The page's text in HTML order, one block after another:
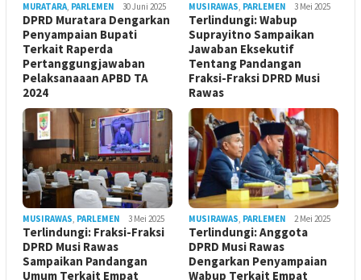
MURATARA, PARLEMEN 30 Juni 2025
DPRD Muratara Dengarkan
Penyampaian Bupati
Terkait Raperda
Pertanggungjawaban
Pelaksanaaan APBD TA
2024
MUSIRAWAS, PARLEMEN 3 Mei 2025
Terlindungi: Wabup
Suprayitno Sampaikan
Jawaban Eksekutif
Tentang Pandangan
Fraksi-Fraksi DPRD Musi
Rawas
MUSIRAWAS, PARLEMEN 3 Mei 2025
Terlindungi: Fraksi-Fraksi
DPRD Musi Rawas
Sampaikan Pandangan
Umum Terkait Empat
MUSIRAWAS, PARLEMEN 2 Mei 2025
Terlindungi: Anggota
DPRD Musi Rawas
Dengarkan Penyampaian
Wabup Terkait Empat